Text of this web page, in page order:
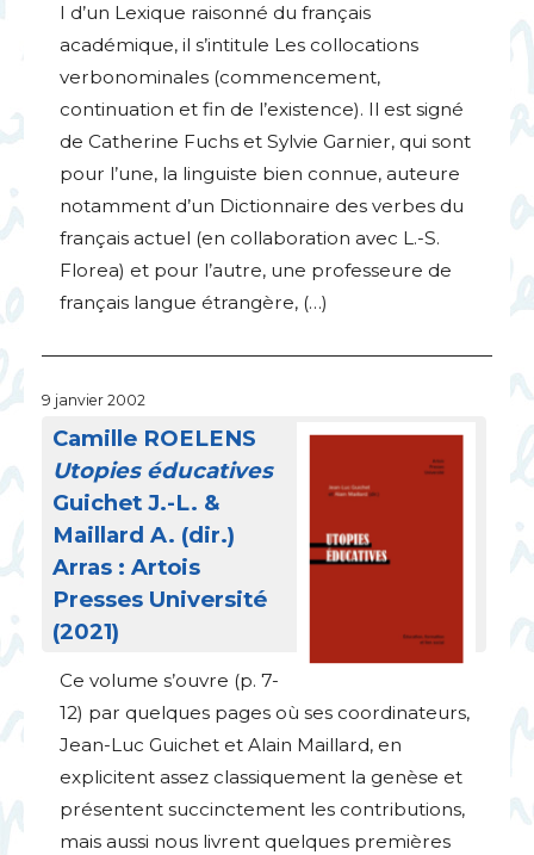
I d’un Lexique raisonné du français
académique, il s’intitule Les collocations
verbonominales (commencement,
continuation et fin de l’existence). Il est signé
de Catherine Fuchs et Sylvie Garnier, qui sont
pour l’une, la linguiste bien connue, auteure
notamment d’un Dictionnaire des verbes du
français actuel (en collaboration avec L.-S.
Florea) et pour l’autre, une professeure de
français langue étrangère, (…)
9 janvier 2002
Camille ROELENS
Utopies éducatives
Guichet J.-L. &
Maillard A. (dir.)
Arras : Artois
Presses Université
(2021)
Ce volume s’ouvre (p. 7-
12) par quelques pages où ses coordinateurs,
Jean-Luc Guichet et Alain Maillard, en
explicitent assez classiquement la genèse et
présentent succinctement les contributions,
mais aussi nous livrent quelques premières